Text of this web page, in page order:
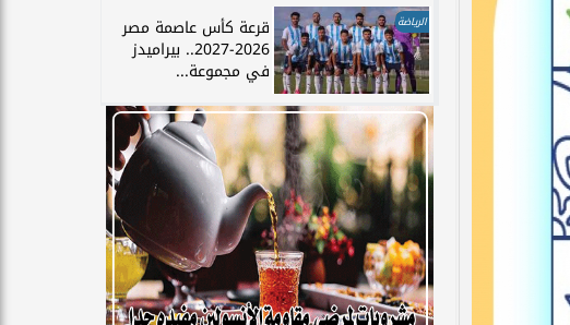
الرياضة قرعة كأس عاصمة مصر
2026-2027.. بيراميدز
في مجموعة...